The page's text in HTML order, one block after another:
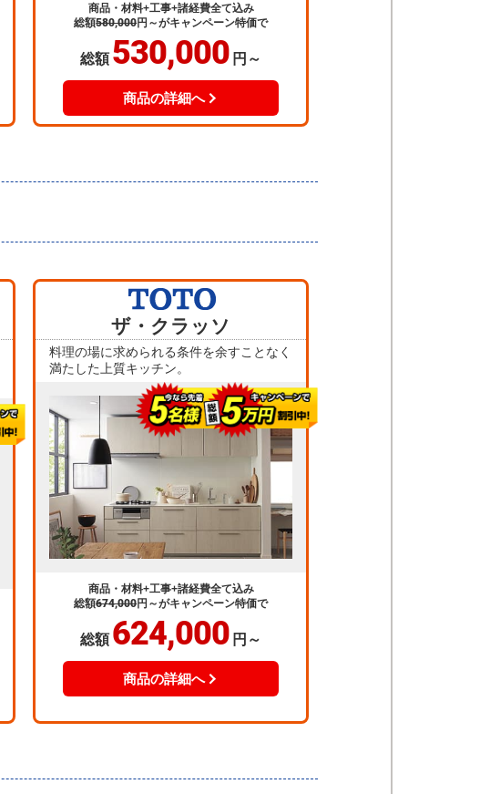
商品・材料+工事+諸経費全て込み
総額580,000円～がキャンペーン特価で
総額 530,000 円～
商品の詳細へ
ザ・クラッソ
料理の場に求められる条件を余すことなく
満たした上質キッチン。
商品・材料+工事+諸経費全て込み
総額674,000円～がキャンペーン特価で
総額 624,000 円～
商品の詳細へ